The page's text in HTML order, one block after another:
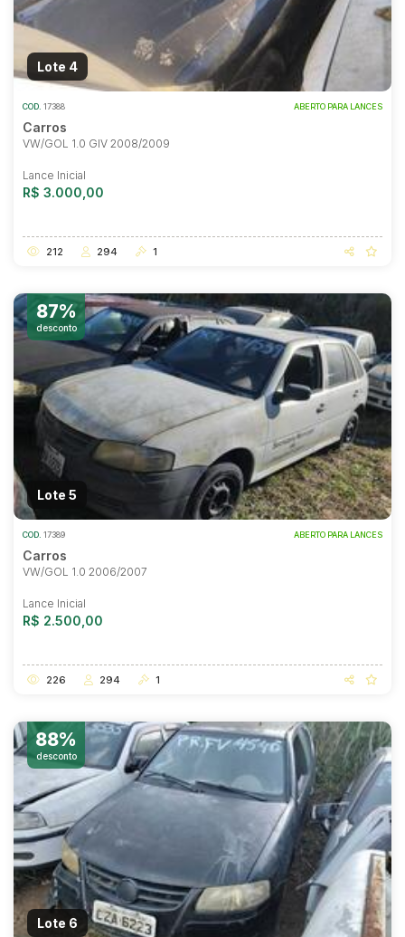
Lote 4
COD. 17388 ABERTO PARA LANCES
Carros
VW/GOL 1.0 GIV 2008/2009
Lance Inicial
R$ 3.000,00
212 294 1
87%
desconto
Lote 5
COD. 17389 ABERTO PARA LANCES
Carros
VW/GOL 1.0 2006/2007
Lance Inicial
R$ 2.500,00
226 294 1
88%
desconto
Lote 6